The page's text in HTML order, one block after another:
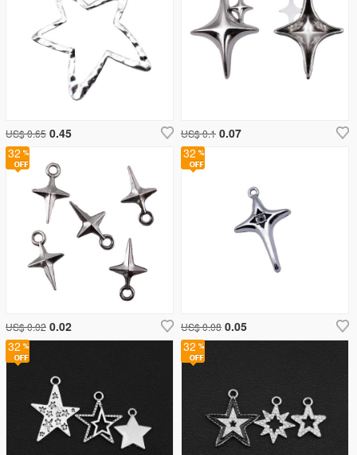
US$ 0.65 0.45 US$ 0.1 0.07
32
US$ 0.02 0.02
32
US$ 0.08 0.05
32
32